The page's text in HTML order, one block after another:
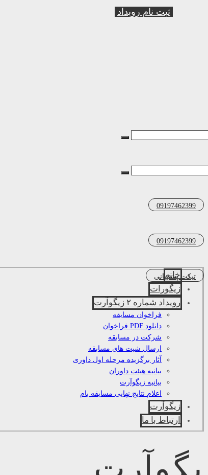
ثبت نام رویداد
09197462399
09197462399
تیکت پشتیبانی
خانه
زیگورات
رویداد شماره ۲ زیگوآرت
فراخوان مسابقه
دانلود PDF فراخوان
شرکت در مسابقه
ارسال شیت های مسابقه
آثار برگزیده مرحله اول داوری
بیانیه هیئت داوران
بیانیه زیگوآرت
اعلام نتایج نهایی مسابقه بام
زیگوآرت
ارتباط با ما